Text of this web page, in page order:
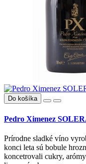
Do košíka
Pedro Ximenez
Prírodne sladké víno
konci leta sú bobule
koncetrovali cukry,